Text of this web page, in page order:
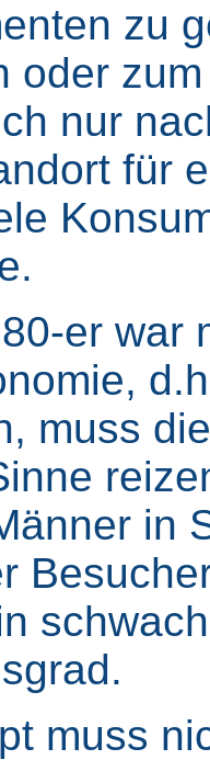
zu
oder
nur
für
er war
muss
in
muss